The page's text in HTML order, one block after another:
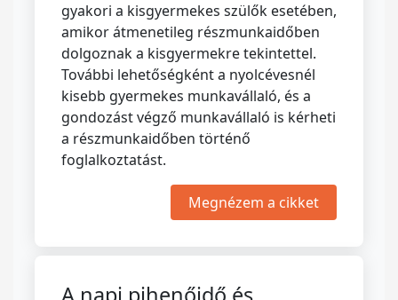
gyakori a kisgyermekes szülők esetében,
amikor átmenetileg részmunkaidőben
dolgoznak a kisgyermekre tekintettel.
További lehetőségként a nyolcévesnél
kisebb gyermekes munkavállaló, és a
gondozást végző munkavállaló is kérheti
a részmunkaidőben történő
foglalkoztatást.
Megnézem a cikket